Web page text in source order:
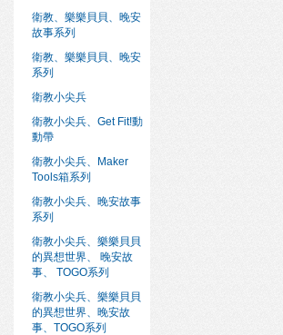
衛教、樂樂貝貝、晚安
故事系列
衛教、樂樂貝貝、晚安
系列
衛教小尖兵
衛教小尖兵、Get Fit!動
動帶
衛教小尖兵、Maker
Tools箱系列
衛教小尖兵、晚安故事
系列
衛教小尖兵、樂樂貝貝
的異想世界、 晚安故
事、 TOGO系列
衛教小尖兵、樂樂貝貝
的異想世界、晚安故
事、TOGO系列